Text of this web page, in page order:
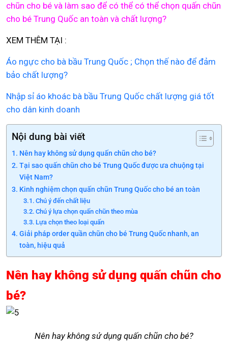
chũn cho bé và làm sao để có thể có thể chọn quấn chũn
cho bé Trung Quốc an toàn và chất lượng?
XEM THÊM TẠI :
Áo ngực cho bà bầu Trung Quốc ; Chọn thế nào để đảm
bảo chất lượng?
Nhập sỉ áo khoác bà bầu Trung Quốc chất lượng giá tốt
cho dân kinh doanh
Nội dung bài viết
Nên hay không sử dụng quấn chũn cho bé?
Tại sao quấn chũn cho bé Trung Quốc được ưa chuộng tại
Việt Nam?
Kinh nghiệm chọn quấn chũn Trung Quốc cho bé an toàn
Chú ý đến chất liệu
Chú ý lựa chọn quấn chũn theo mùa
Lựa chọn theo loại quấn
Giải pháp order quần chũn cho bé Trung Quốc nhanh, an
toàn, hiệu quả
Nên hay không sử dụng quấn chũn cho
bé?
Nên hay không sử dụng quấn chũn cho bé?